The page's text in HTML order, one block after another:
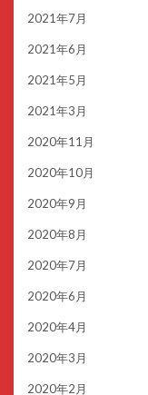
2021年7月
2021年6月
2021年5月
2021年3月
2020年11月
2020年10月
2020年9月
2020年8月
2020年7月
2020年6月
2020年4月
2020年3月
2020年2月